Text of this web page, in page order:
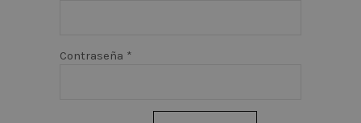
Contraseña *